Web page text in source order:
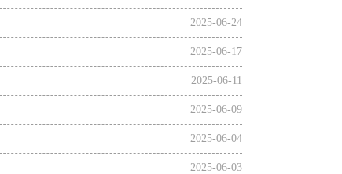
2025-06-24
2025-06-17
2025-06-11
2025-06-09
2025-06-04
2025-06-03